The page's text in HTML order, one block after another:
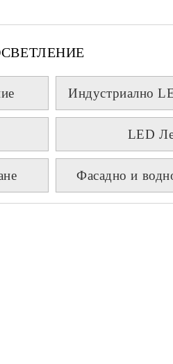
Индустриално
LED
Фасадно и